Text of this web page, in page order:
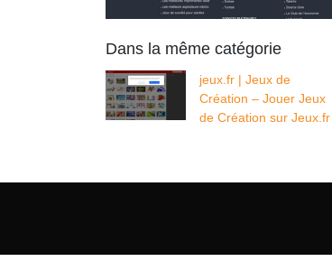
Dans la même catégorie
jeux.fr | Jeux de
Création – Jouer Jeux
de Création sur Jeux.fr